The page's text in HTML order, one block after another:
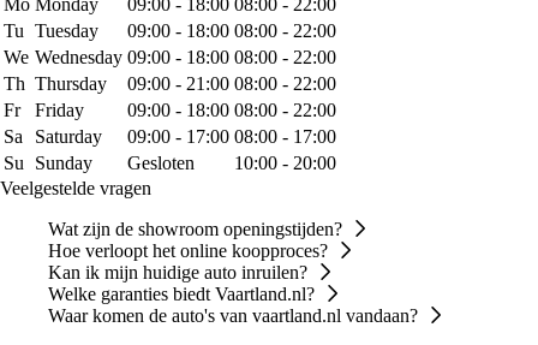
Mo Monday 09:00 - 18:00 08:00 - 22:00
Tu Tuesday 09:00 - 18:00 08:00 - 22:00
We Wednesday 09:00 - 18:00 08:00 - 22:00
Th Thursday 09:00 - 21:00 08:00 - 22:00
Fr
Friday 09:00 - 18:00 08:00 - 22:00
Sa
Saturday 09:00 - 17:00 08:00 - 17:00
Su
Sunday Gesloten
10:00 - 20:00
Veelgestelde vragen
Wat zijn de showroom openingstijden?
Hoe verloopt het online koopproces?
Kan ik mijn huidige auto inruilen?
Welke garanties biedt Vaartland.nl?
Waar komen de auto's van vaartland.nl vandaan?